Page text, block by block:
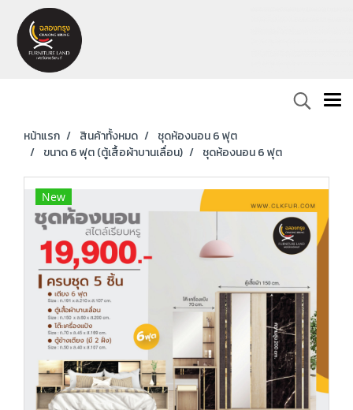
หน้าแรก สินค้าทั้งหมด
ชุดห้องนอน 6 ฟุต
ขนาด 6 ฟุต (ตู้เสื้อผ้าบานเลื่อน)
ชุดห้องนอน 6 ฟุต
New